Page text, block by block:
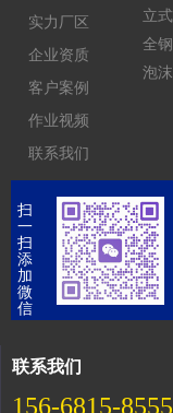
实力厂区
企业资质
客户案例
作业视频
联系我们
立式
全
泡
扫
一
扫
添
加
微
信
联系我们
156-6815-8555